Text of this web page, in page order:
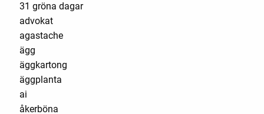
31 gröna dagar
advokat
agastache
ägg
äggkartong
äggplanta
ai
åkerböna